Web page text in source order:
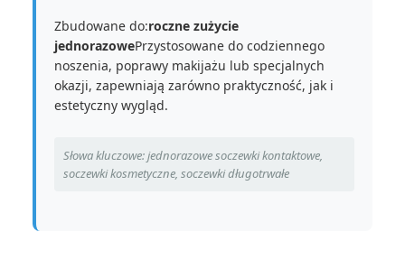
Zbudowane do:roczne zużycie
jednorazowePrzystosowane do codziennego
noszenia, poprawy makijażu lub specjalnych
okazji, zapewniają zarówno praktyczność, jak i
estetyczny wygląd.
Słowa kluczowe: jednorazowe soczewki kontaktowe,
soczewki kosmetyczne, soczewki długotrwałe